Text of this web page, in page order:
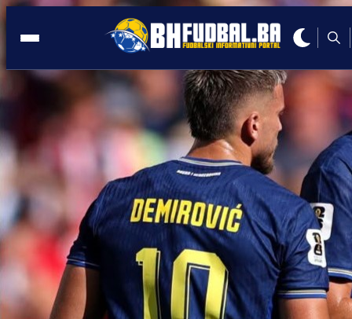
KAPITEN BiH
10:05, 05.11.2025
Džeko bi mogao opet sarađivati s
trenerom koji ga je stalno držao na